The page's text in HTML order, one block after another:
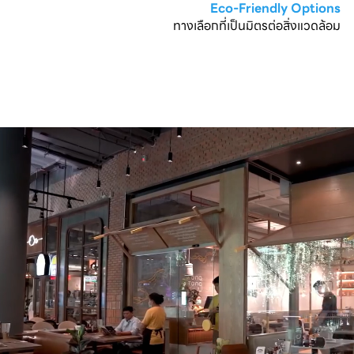
Eco-Friendly Options
ทางเลือกที่เป็นมิตรต่อสิ่งแวดล้อม